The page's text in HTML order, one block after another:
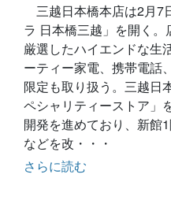
三越日本橋本店は2月7
ラ 日本橋三越」を開く。
厳選したハイエンドな生
ーティー家電、携帯電話
限定も取り扱う。三越日
ペシャリティーストア」
開発を進めており、新館
などを改・・・
さらに読む